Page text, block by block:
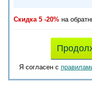
Скидка 5 -20% на
Я согласен с